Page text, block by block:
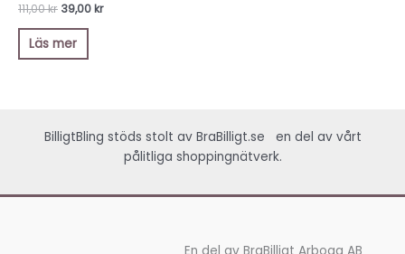
111,00kr 39,00kr
Läs mer
BilligtBling stöds stolt av BraBilligt.se
en del av vårt
pålitliga shoppingnätverk.